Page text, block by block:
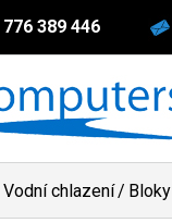
776 389 446
Vodní chlazení/ Bloky